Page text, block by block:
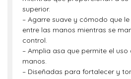
superior.
– Agarre suave y cómodo que
entre las manos mientras se
control.
– Amplia asa que permite el
manos.
– Diseñadas para fortalecer y